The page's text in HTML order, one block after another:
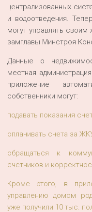
централизованных
и водоотведения.
могут управлять
замглавы Минстроя
Данные о
местная
приложение
собственники могут:
подавать показания
оплачивать счета за
обращаться к
счетчиков и
Кроме этого, в
управлению домом
уже получили 10 тыс.